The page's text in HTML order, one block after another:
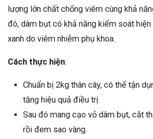
lượng lớn chất chống viêm cùng khả
đó, dâm bụt có khả năng kiểm soát
xanh do viêm nhiễm phụ khoa.
Cách thực hiện:
Chuẩn bị 2kg thân cây, có thể tận
tăng hiệu quả điều trị.
Sau đó mang cạo vỏ dâm bụt, cắt
rồi đem sao vàng.